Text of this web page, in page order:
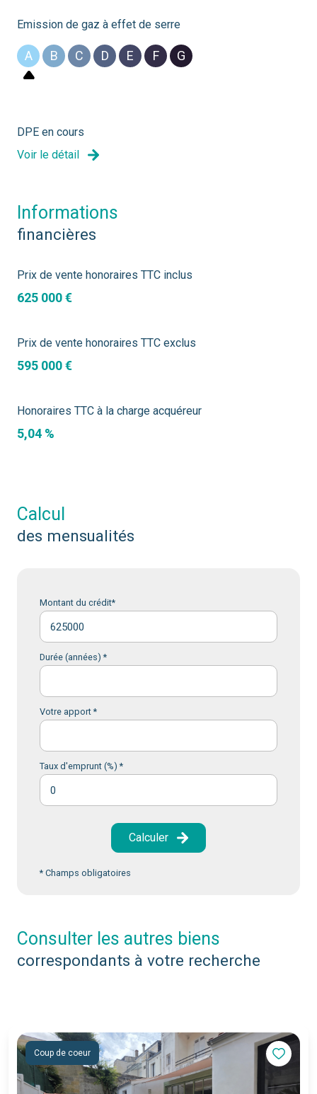
Emission de gaz à effet de serre
A B C D E F G
DPE en cours
Voir le détail
informations
financières
Prix de vente honoraires TTC inclus
625 000 €
Prix de vente honoraires TTC exclus
595 000 €
Honoraires TTC à la charge acquéreur
5,04 %
calcul
des mensualités
Montant du crédit*
Durée (années) *
Votre apport *
Taux d'emprunt (%) *
Calculer
* Champs obligatoires
consulter les autres biens
correspondants à votre recherche
Coup de coeur